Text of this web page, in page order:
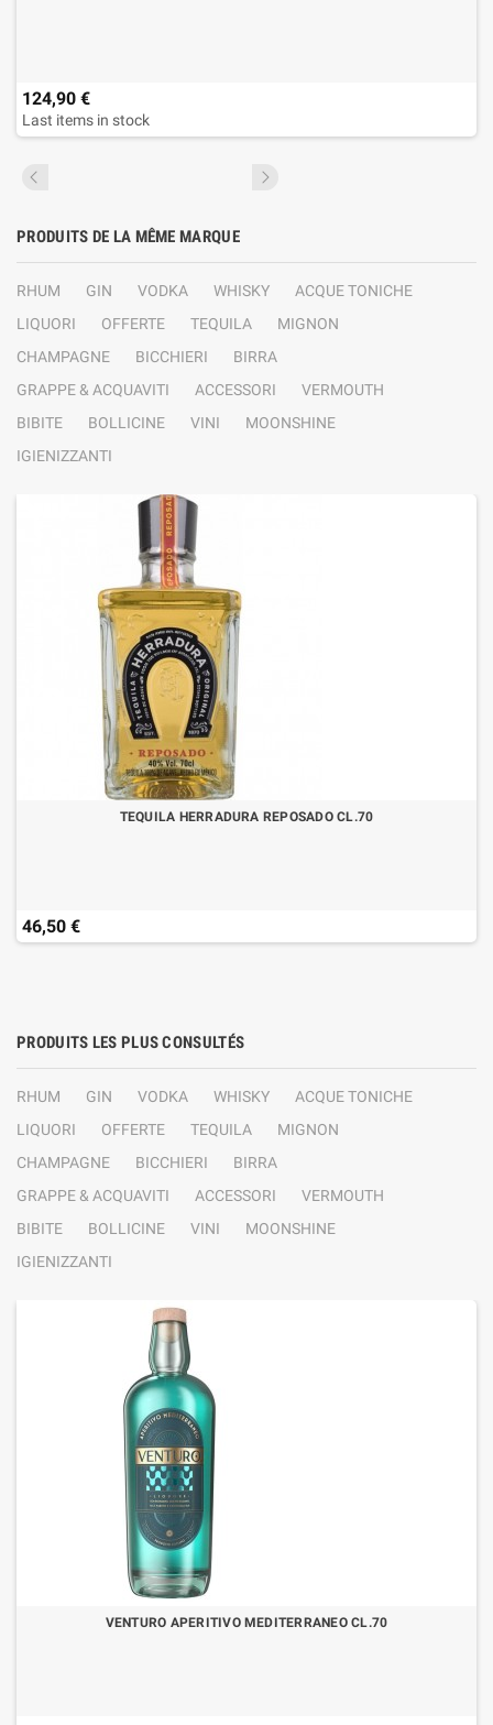
124,90 €
Last items in stock
PRODUITS DE LA MÊME MARQUE
RHUM GIN VODKA WHISKY
ACQUE TONICHE
LIQUORI
OFFERTE TEQUILA
MIGNON
CHAMPAGNE
BICCHIERI
BIRRA
GRAPPE & ACQUAVITI
ACCESSORI
VERMOUTH
BIBITE
BOLLICINE VINI
MOONSHINE
IGIENIZZANTI
TEQUILA HERRADURA REPOSADO CL.70
46,50 €
PRODUITS LES PLUS CONSULTÉS
RHUM GIN VODKA WHISKY
ACQUE TONICHE
LIQUORI
OFFERTE TEQUILA
MIGNON
CHAMPAGNE
BICCHIERI
BIRRA
GRAPPE & ACQUAVITI
ACCESSORI
VERMOUTH
BIBITE
BOLLICINE VINI
MOONSHINE
IGIENIZZANTI
VENTURO APERITIVO MEDITERRANEO CL.70